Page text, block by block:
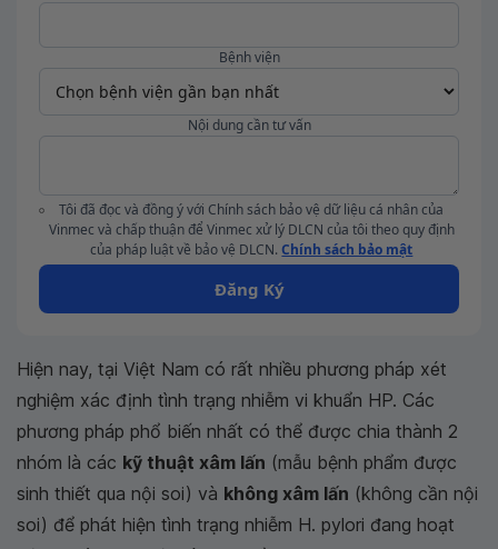
Bệnh viện
Nội dung cần tư vấn
Tôi đã đọc và đồng ý với Chính sách bảo vệ dữ liệu cá nhân của
Vinmec và chấp thuận để Vinmec xử lý DLCN của tôi theo quy định
của pháp luật về bảo vệ DLCN.Chính sách bảo mật
Đăng Ký
Hiện nay, tại Việt Nam có rất nhiều phương pháp xét
nghiệm xác định tình trạng nhiễm vi khuẩn HP. Các
phương pháp phổ biến nhất có thể được chia thành 2
nhóm là các kỹ thuật xâm lấn (mẫu bệnh phẩm được
sinh thiết qua nội soi) và không xâm lấn (không cần nội
soi) để phát hiện tình trạng nhiễm H. pylori đang hoạt